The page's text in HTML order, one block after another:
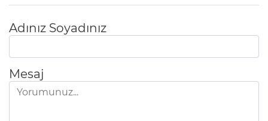
Adınız Soyadınız
Mesaj